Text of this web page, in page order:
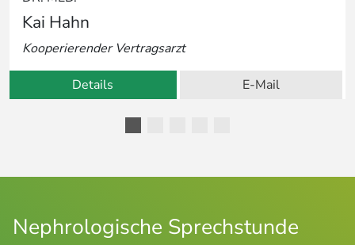
Kai Hahn
Kooperierender Vertragsarzt
Details E-Mail
Nephrologische Sprechstunde